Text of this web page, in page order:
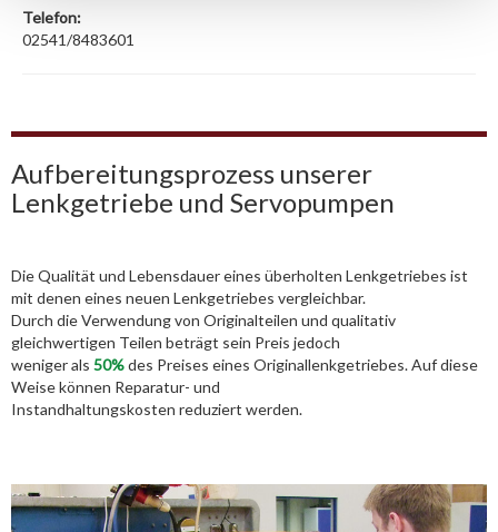
Telefon:
02541/8483601
Aufbereitungsprozess unserer
Lenkgetriebe und Servopumpen
Die Qualität und Lebensdauer eines überholten Lenkgetriebes ist
mit denen eines neuen Lenkgetriebes vergleichbar.
Durch die Verwendung von Originalteilen und qualitativ
gleichwertigen Teilen beträgt sein Preis jedoch
weniger als 50%des Preises eines Originallenkgetriebes. Auf diese
Weise können Reparatur- und
Instandhaltungskosten reduziert werden.